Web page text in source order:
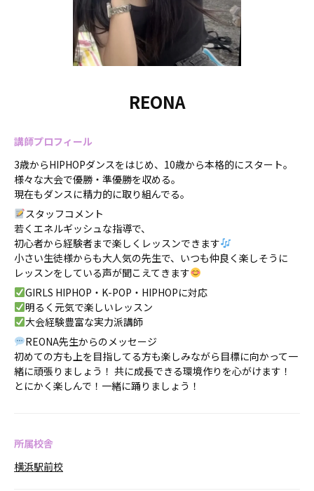
REONA
講師プロフィール
3歳からHIPHOPダンスをはじめ、10歳から本格的にスタート。
様々な大会で優勝・準優勝を収める。
現在もダンスに精力的に取り組んでる。
スタッフコメント
若くエネルギッシュな指導で、
初心者から経験者まで楽しくレッスンできます
小さい生徒様からも大人気の先生で、いつも仲良く楽しそうに
レッスンをしている声が聞こえてきます
GIRLS HIPHOP・K-POP・HIPHOPに対応
明るく元気で楽しいレッスン
大会経験豊富な実力派講師
REONA先生からのメッセージ
初めての方も上を目指してる方も楽しみながら目標に向かって一
緒に頑張りましょう！ 共に成長できる環境作りを心がけます！
とにかく楽しんで！一緒に踊りましょう！
所属校舎
横浜駅前校